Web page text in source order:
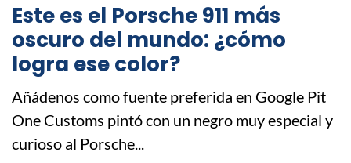
Este es el Porsche 911 más
oscuro del mundo: ¿cómo
logra ese color?
Añádenos como fuente preferida en Google Pit
One Customs pintó con un negro muy especial y
curioso al Porsche...